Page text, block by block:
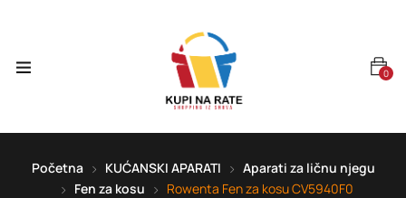
0
Početna KUĆANSKI APARATI
Aparati za ličnu njegu
Fen za kosu
Rowenta Fen za kosu CV5940F0